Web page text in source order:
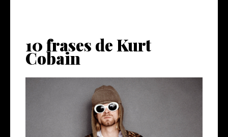
10 frases de Kurt
Cobain